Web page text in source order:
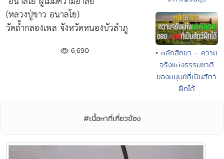
(หลวงปู่ขาว อนาลโย)
วัดถํ้ากลองเพล จังหวัดหนองบัวลำภู
6,690
• หลักสิกขา - ความ
จริงแห่งธรรมชาติ
ของมนุษย์ที่เป็นสัตว์
ฝึกได้
#เนื้อหาที่เกี่ยวข้อง